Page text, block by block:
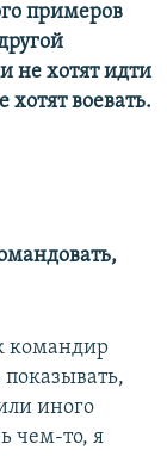
примеров
не хотят идти
воевать.
командир
иного
чем-то, я